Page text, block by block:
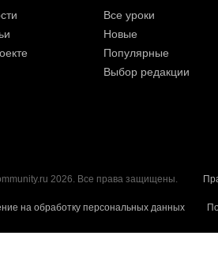
Все уроки
Новые
Популярные
Выбор редакции
2026. Все права защищены.
на обработку персональных данных